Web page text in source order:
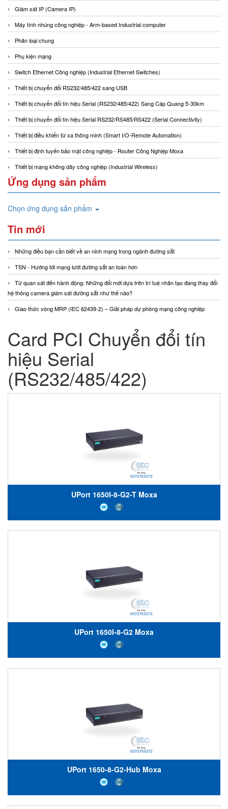
Giám sát IP (Camera IP)
Máy tính nhúng công nghiệp - Arm-based Industrial computer
Phân loại chung
Phụ kiện mạng
Switch Ethernet Công nghiệp (Industrial Ethernet Switches)
Thiết bị chuyển đổi RS232/485/422 sang USB
Thiết bị chuyển đổi tín hiệu Serial (RS232/485/422) Sang Cáp Quang 5-30km
Thiết bị chuyển đổi tín hiệu Serial RS232/RS485/RS422 (Serial Connectivity)
Thiết bị điều khiển từ xa thông minh (Smart I/O-Remote Automation)
Thiết bị định tuyến bảo mật công nghiệp - Router Công Nghiệp Moxa
Thiết bị mạng không dây công nghiệp (Industrial Wireless)
Ứng dụng sản phẩm
Chọn ứng dụng sản phẩm
Tin mới
Những điều bạn cần biết về an ninh mạng trong ngành đường sắt
TSN - Hướng tới mạng lưới đường sắt an toàn hơn
Từ quan sát đến hành động: Những đổi mới dựa trên trí tuệ nhân tạo đang thay đổi
hệ thống camera giám sát đường sắt như thế nào?
Giao thức vòng MRP (IEC 62439-2) – Giải pháp dự phòng mạng công nghiệp
Card PCI Chuyển đổi tín
hiệu Serial
(RS232/485/422)
UPort 1650I-8-G2-T Moxa
UPort 1650I-8-G2 Moxa
UPort 1650-8-G2-Hub Moxa